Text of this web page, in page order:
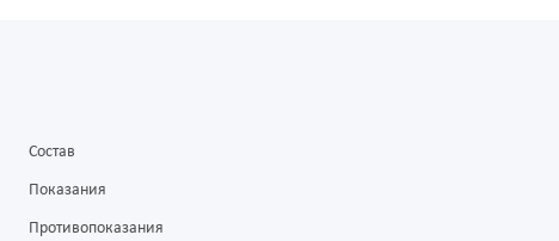
Состав
Показания
Противопоказания